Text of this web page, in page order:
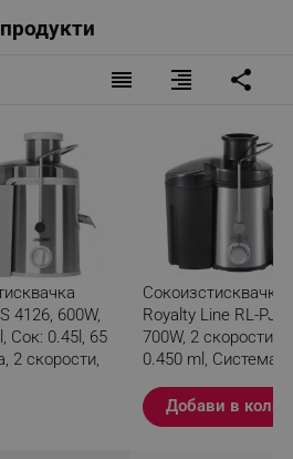
reorder format_align_right share
4126, 600W,
Сок: 0.45l, 65
2 скорости,
Сокоизстисквачка
Royalty Line RL-PJ-
700W, 2
0.450 ml, Система
ЧеренДобави в